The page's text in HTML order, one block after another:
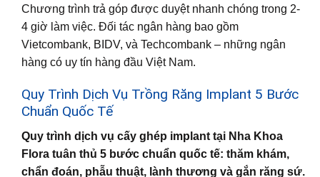
Chương trình trả góp được duyệt nhanh chóng trong 2-
4 giờ làm việc. Đối tác ngân hàng bao gồm
Vietcombank, BIDV, và Techcombank – những ngân
hàng có uy tín hàng đầu Việt Nam.
Quy Trình Dịch Vụ Trồng Răng Implant 5 Bước
Chuẩn Quốc Tế
Quy trình dịch vụ cấy ghép implant tại Nha Khoa
Flora tuân thủ 5 bước chuẩn quốc tế: thăm khám,
chẩn đoán, phẫu thuật, lành thương và gắn răng sứ.